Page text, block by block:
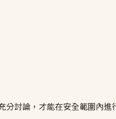
討論，才能在安全範圍內進